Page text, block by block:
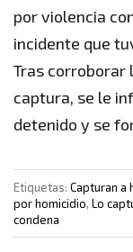
por violencia
incidente que
Tras corroborar
captura, se le
detenido y se
Etiquetas: Capturan a
por homicidio, Lo
condena